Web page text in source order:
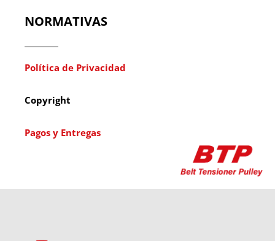
NORMATIVAS
Política de Privacidad
Copyright
Pagos y Entregas